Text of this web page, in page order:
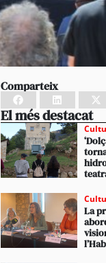
Comparteix
El més destacat
La